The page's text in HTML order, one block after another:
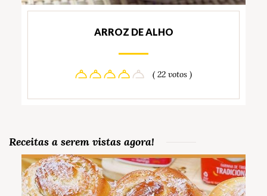
ARROZ DE ALHO
( 22 votos )
Receitas a serem vistas agora!